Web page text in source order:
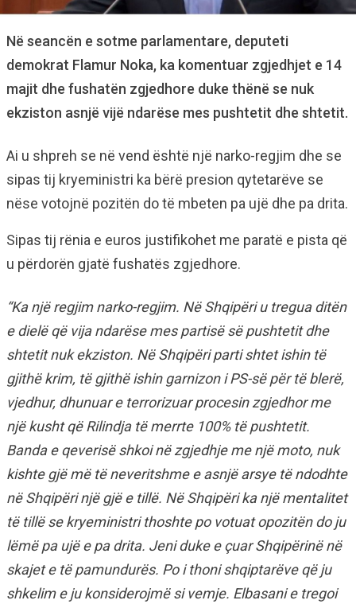
Në seancën e sotme parlamentare, deputeti
demokrat Flamur Noka, ka komentuar zgjedhjet e 14
majit dhe fushatën zgjedhore duke thënë se nuk
ekziston asnjë vijë ndarëse mes pushtetit dhe shtetit.
Ai u shpreh se në vend është një narko-regjim dhe se
sipas tij kryeministri ka bërë presion qytetarëve se
nëse votojnë pozitën do të mbeten pa ujë dhe pa drita.
Sipas tij rënia e euros justifikohet me paratë e pista që
u përdorën gjatë fushatës zgjedhore.
“Ka një regjim narko-regjim. Në Shqipëri u tregua ditën
e dielë që vija ndarëse mes partisë së pushtetit dhe
shtetit nuk ekziston. Në Shqipëri parti shtet ishin të
gjithë krim, të gjithë ishin garnizon i PS-së për të blerë,
vjedhur, dhunuar e terrorizuar procesin zgjedhor me
një kusht që Rilindja të merrte 100% të pushtetit.
Banda e qeverisë shkoi në zgjedhje me një moto, nuk
kishte gjë më të neveritshme e asnjë arsye të ndodhte
në Shqipëri një gjë e tillë. Në Shqipëri ka një mentalitet
të tillë se kryeministrithoshte po votuat opozitën do ju
lëmë pa ujë e pa drita. Jeni duke e çuar Shqipërinë në
skajet e të pamundurës. Po i thoni shqiptarëve që ju
shkelim e ju konsiderojmë si vemje. Elbasani e tregoi